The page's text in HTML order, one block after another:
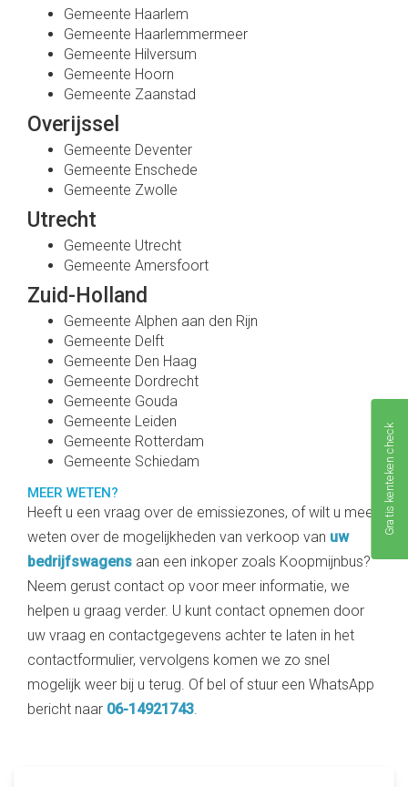
Gemeente Haarlem
Gemeente Haarlemmermeer
Gemeente Hilversum
Gemeente Hoorn
Gemeente Zaanstad
Overijssel
Gemeente Deventer
Gemeente Enschede
Gemeente Zwolle
Utrecht
Gemeente Utrecht
Gemeente Amersfoort
Zuid-Holland
Gemeente Alphen aan den Rijn
Gemeente Delft
Gemeente Den Haag
Gemeente Dordrecht
Gemeente Gouda
Gemeente Leiden
Gemeente Rotterdam
Gemeente Schiedam
MEER WETEN?
Heeft u een vraag over de emissiezones, of wilt u meer
weten over de mogelijkheden van verkoop van uw
bedrijfswagens aan een inkoper zoals Koopmijnbus?
Neem gerust contact op voor meer informatie, we
helpen u graag verder. U kunt contact opnemen door
uw vraag en contactgegevens achter te laten in het
contactformulier, vervolgens komen we zo snel
mogelijk weer bij u terug. Of bel of stuur een WhatsApp
bericht naar 06-14921743.
Gratis kenteken check